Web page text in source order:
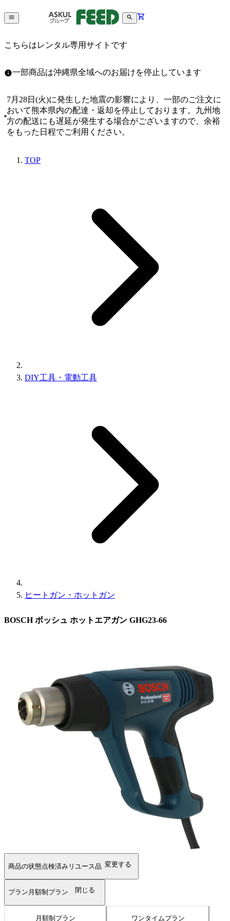
こちらはレンタル専用サイトです
一部商品は沖縄県全域へのお届けを停止しています
7月28日(火)に発生した地震の影響により、一部のご注文に
おいて熊本県内の配達・返却を停止しております。九州地
方の配送にも遅延が発生する場合がございますので、余裕
をもった日程でご利用ください。
TOP
DIY工具・電動工具
ヒートガン・ホットガン
BOSCH ボッシュ ホットエアガン GHG23-66
商品の状態点検済みリユース品 変更する
プラン 月額制プラン 閉じる
月額制プラン ワンタイムプラン